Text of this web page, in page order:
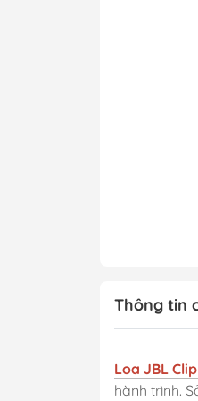
Thông tin
Loa JBL
hành trình.